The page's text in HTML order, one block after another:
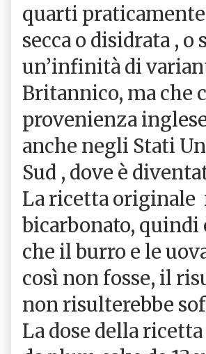
quarti
secca o disidrata ,
un’infinità di
Britannico, ma che
provenienza
anche negli Stati
Sud , dove è
La ricetta originale
bicarbonato, quindi
che il burro e le
così non fosse, il
non risulterebbe
La dose della